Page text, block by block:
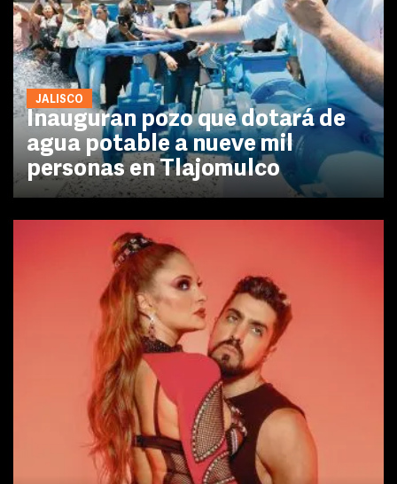
JALISCO
Inauguran pozo que dotará de
agua potable a nueve mil
personas en Tlajomulco